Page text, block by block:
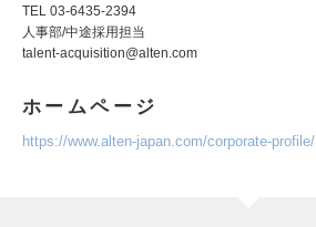
TEL 03-6435-2394
人事部/中途採用担当
talent-acquisition@alten.com
ホームページ
https://www.alten-japan.com/corporate-profile/